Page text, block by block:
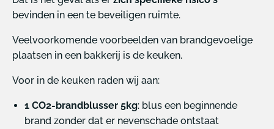
bevinden in een te beveiligen ruimte.
Veelvoorkomende voorbeelden van brandgevoelige
plaatsen in een bakkerij is de keuken.
Voor in de keuken raden wij aan:
1 CO2-brandblusser 5kg: blus een beginnende
brand zonder dat er nevenschade ontstaat